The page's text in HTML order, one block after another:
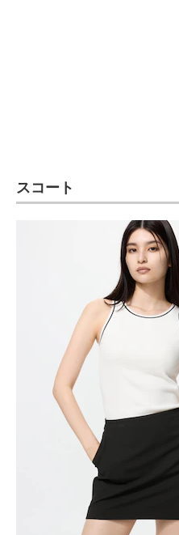
建設×テクノロジーの最前線
ちょっと気になるネットの話題
スコート